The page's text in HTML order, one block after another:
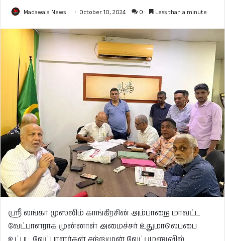
Madawala News October 10, 2024 0 Less than a minute
ஸ்ரீ லங்கா முஸ்லிம் காங்கிரசின் அம்பாறை மாவட்ட
வேட்பாளராக முன்னாள் அமைச்சர் உதுமாலெப்பை